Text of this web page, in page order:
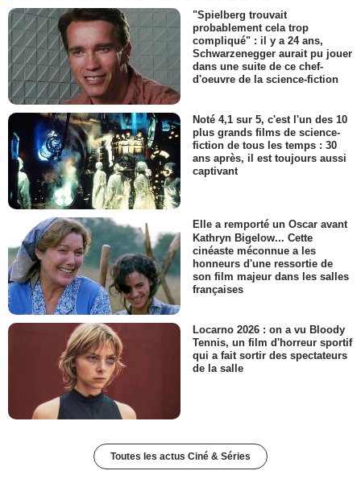
"Spielberg trouvait
probablement cela trop
compliqué" : il y a 24 ans,
Schwarzenegger aurait pu jouer
dans une suite de ce chef-
d'oeuvre de la science-fiction
Noté 4,1 sur 5, c'est l'un des 10
plus grands films de science-
fiction de tous les temps : 30
ans après, il est toujours aussi
captivant
Elle a remporté un Oscar avant
Kathryn Bigelow... Cette
cinéaste méconnue a les
honneurs d'une ressortie de
son film majeur dans les salles
françaises
Locarno 2026 : on a vu Bloody
Tennis, un film d'horreur sportif
qui a fait sortir des spectateurs
de la salle
Toutes les actus Ciné & Séries